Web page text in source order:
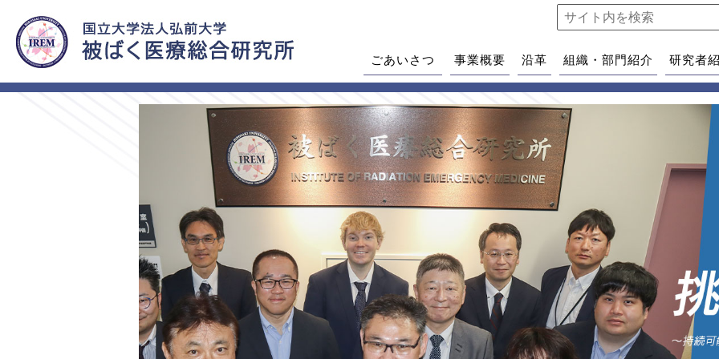
ごあいさつ 事業概要 沿革 組織・部門紹介 研究者